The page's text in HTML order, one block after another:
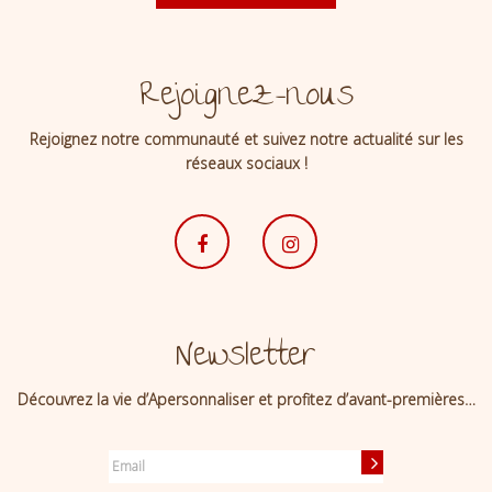
Rejoignez-nous
Rejoignez notre communauté et suivez notre actualité sur les
réseaux sociaux !
Newsletter
Découvrez la vie d’Apersonnaliser et profitez d’avant-premières…